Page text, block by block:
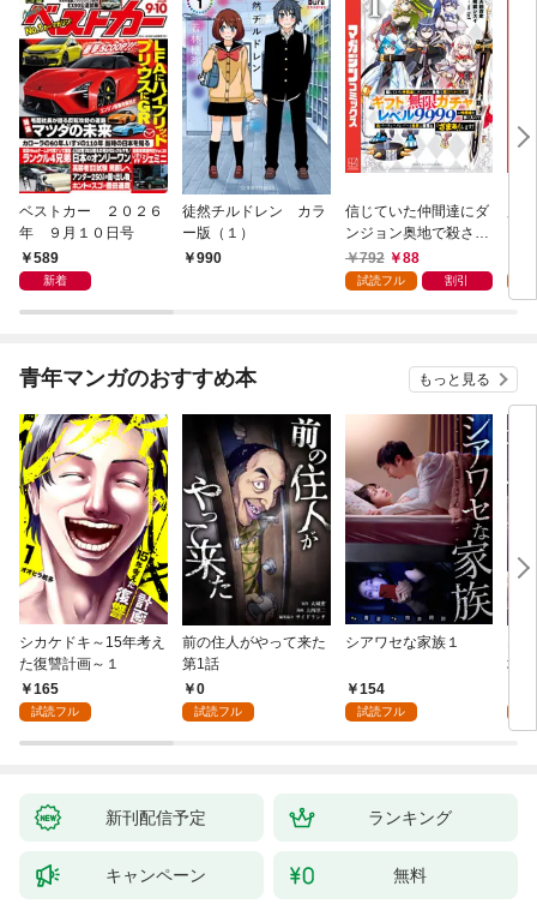
ベストカー ２０２６
年 ９月１０日号
589
新着
徒然チルドレン カラ
ー版（１）
990
信じていた仲間達にダ
ンジョン奥地で殺され
かけたがギフト『無限
ガチャ』でレベル９９
『ざまぁ！』します！
792 88
試読フル 割引
青年マンガのおすすめ本 もっと見る
シカケドキ～15年考え
た復讐計画～１
165
試読フル
前の住人がやって来た
第1話
0
試読フル
シアワセな家族１
154
試読フル
地
新刊配信予定 ランキング
キャンペーン 無料